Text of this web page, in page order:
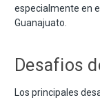
especialmente en
Guanajuato.
Desafios
Los principales